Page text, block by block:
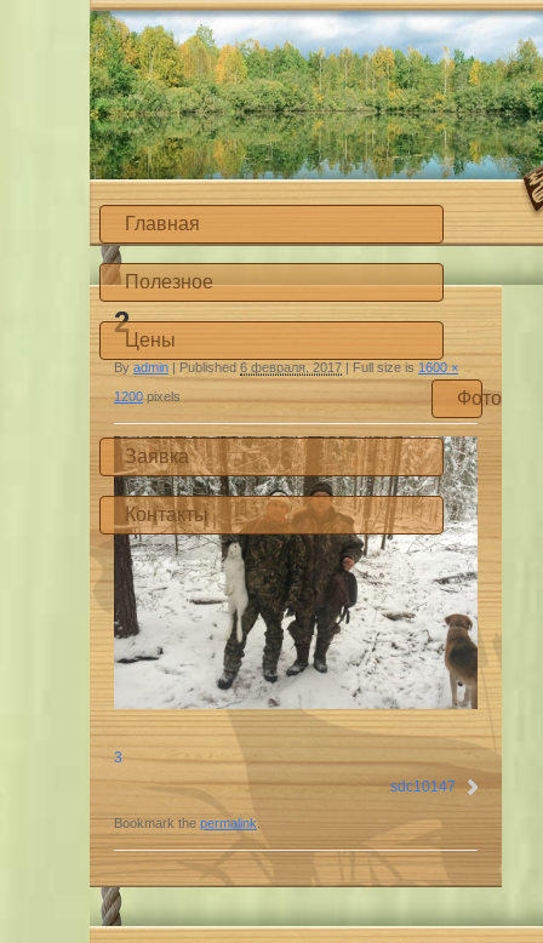
Главная
Полезное
Цены
Фото
Заявка
Контакты
2
By admin | Published 6 февраля, 2017 | Full size is 1600 ×
1200pixels
3
sdc10147
Bookmark the permalink